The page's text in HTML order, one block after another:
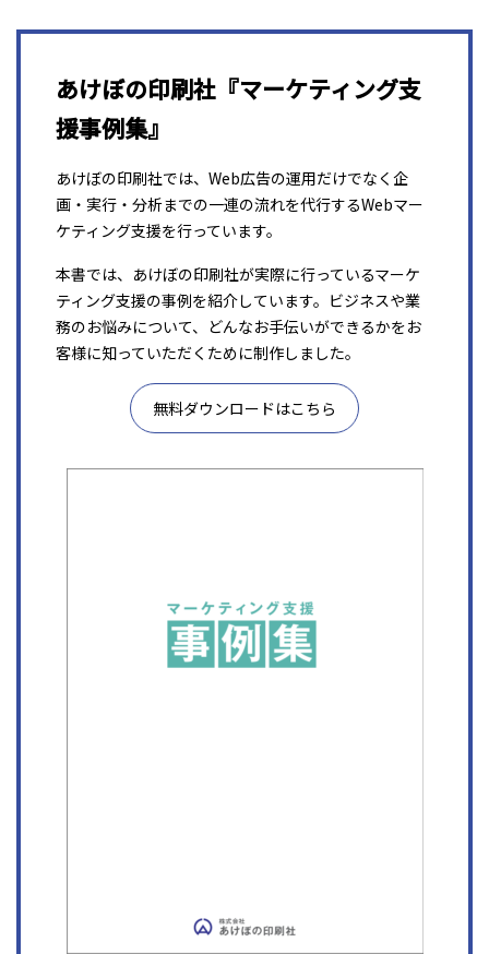
あけぼの印刷社『マーケティング支
援事例集』
あけぼの印刷社では、Web広告の運用だけでなく企
画・実行・分析までの一連の流れを代行するWebマー
ケティング支援を行っています。
本書では、あけぼの印刷社が実際に行っているマーケ
ティング支援の事例を紹介しています。ビジネスや業
務のお悩みについて、どんなお手伝いができるかをお
客様に知っていただくために制作しました。
無料ダウンロードはこちら